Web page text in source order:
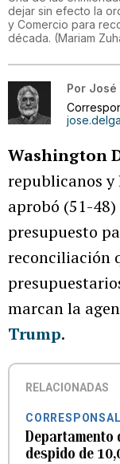
dejar sin efecto la
y Comercio para
década. (Mariam
Por José
Washington
republicanos y
aprobó (51-
presupuesto
reconciliación
marcan la
Trump.
RELACIONADAS
Departamento
despido de